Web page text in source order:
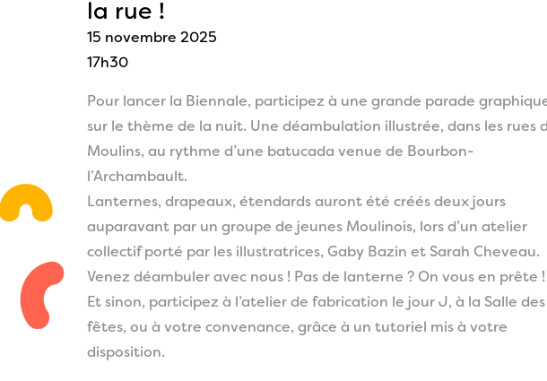
la rue !
15 novembre 2025
17h30
Pour lancer la Biennale, participez à une grande parade
sur le thème de la nuit. Une déambulation illustrée, dans les rues
Moulins, au rythme d’une batucada venue de Bourbon-
l’Archambault.
Lanternes, drapeaux, étendards auront été créés deux jours
auparavant par un groupe de jeunes Moulinois, lors d’un atelier
collectif porté par les illustratrices, Gaby Bazin et Sarah Cheveau.
Venez déambuler avec nous ! Pas de lanterne ? On vous en prête !
Et sinon, participez à l’atelier de fabrication le jour J, à la Salle des
fêtes, ou à votre convenance, grâce à un tutoriel mis à votre
disposition.